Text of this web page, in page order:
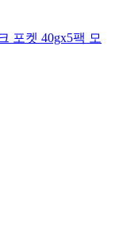
포켓 40gx5팩 모